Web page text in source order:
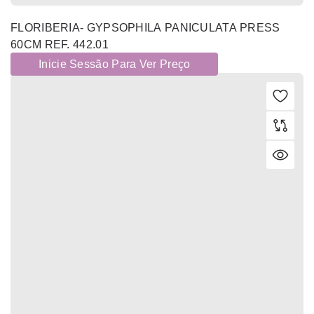
FLORIBERIA- GYPSOPHILA PANICULATA PRESS
60CM REF. 442.01
Inicie Sessão Para Ver Preço